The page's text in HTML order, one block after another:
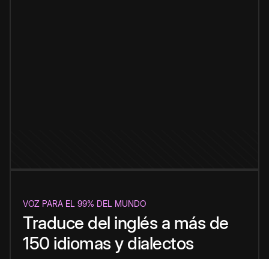
VOZ PARA EL 99% DEL MUNDO
Traduce del inglés a más de
150 idiomas y dialectos